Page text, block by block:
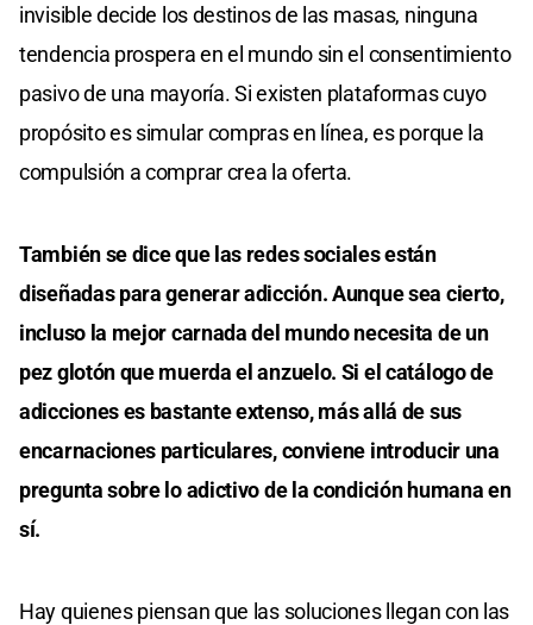
invisible decide los destinos de las masas, ninguna
tendencia prospera en el mundo sin el consentimiento
pasivo de una mayoría. Si existen plataformas cuyo
propósito es simular compras en línea, es porque la
compulsión a comprar crea la oferta.
También se dice que las redes sociales están
diseñadas para generar adicción. Aunque sea cierto,
incluso la mejor carnada del mundo necesita de un
pez glotón que muerda el anzuelo. Si el catálogo de
adicciones es bastante extenso, más allá de sus
encarnaciones particulares, conviene introducir una
pregunta sobre lo adictivo de la condición humana en
sí.
Hay quienes piensan que las soluciones llegan con las